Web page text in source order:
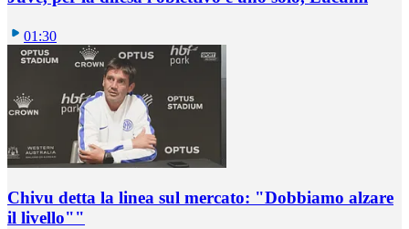
01:30
Chivu detta la linea sul mercato: "Dobbiamo alzare
il livello""